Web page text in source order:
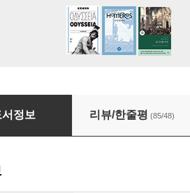
기발한 수학 천재들
서정보 리뷰/한줄평 (85/48)